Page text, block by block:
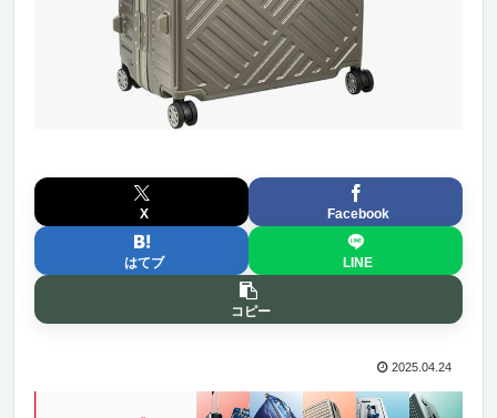
X Facebook
はてブ LINE
コピー
2025.04.24